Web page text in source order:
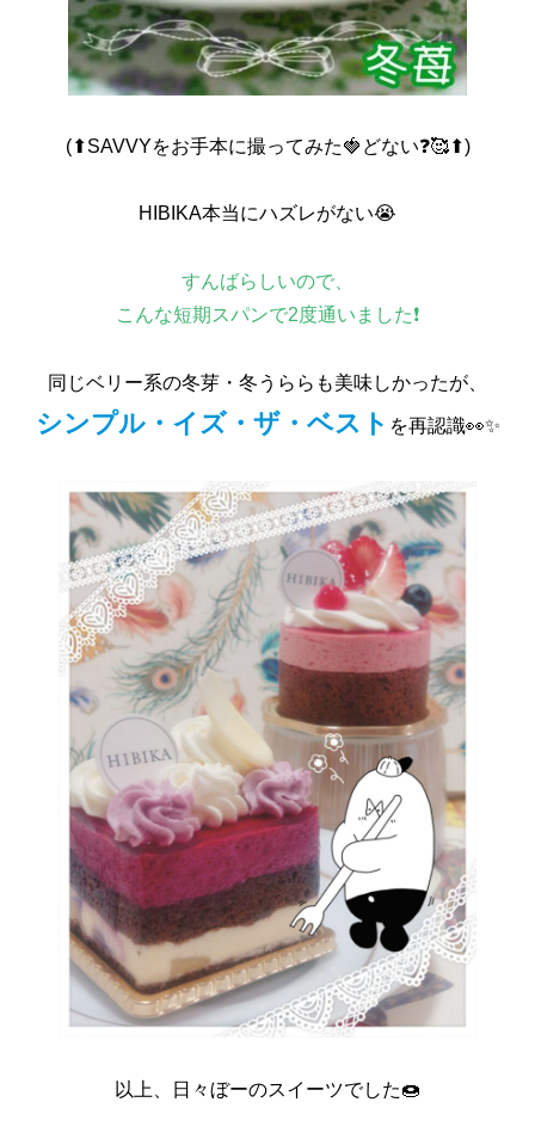
(⬆SAVVYをお手本に撮ってみた🍓どない❓🥰︎⬆)
HIBIKA本当にハズレがない😭
すんばらしいので、
こんな短期スパンで2度通いました❗
同じベリー系の冬芽・冬うららも美味しかったが、
シンプル・イズ・ザ・ベスト を再認識👀✨
以上、日々ぼーのスイーツでした🍩